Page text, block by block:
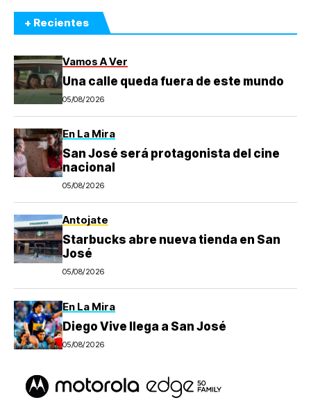
+ Recientes
Vamos A Ver
Una calle queda fuera de este mundo
05/08/2026
En La Mira
San José será protagonista del cine
nacional
05/08/2026
Antojate
Starbucks abre nueva tienda en San
José
05/08/2026
En La Mira
Diego Vive llega a San José
05/08/2026